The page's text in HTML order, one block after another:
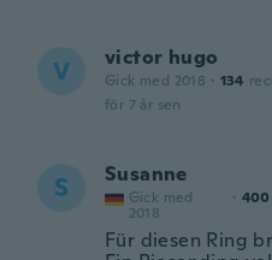
V victor hugo
Gick med 2018 · 134
för 7 år sen
S Susanne
Gick med
2018
· 400
Für diesen Ring